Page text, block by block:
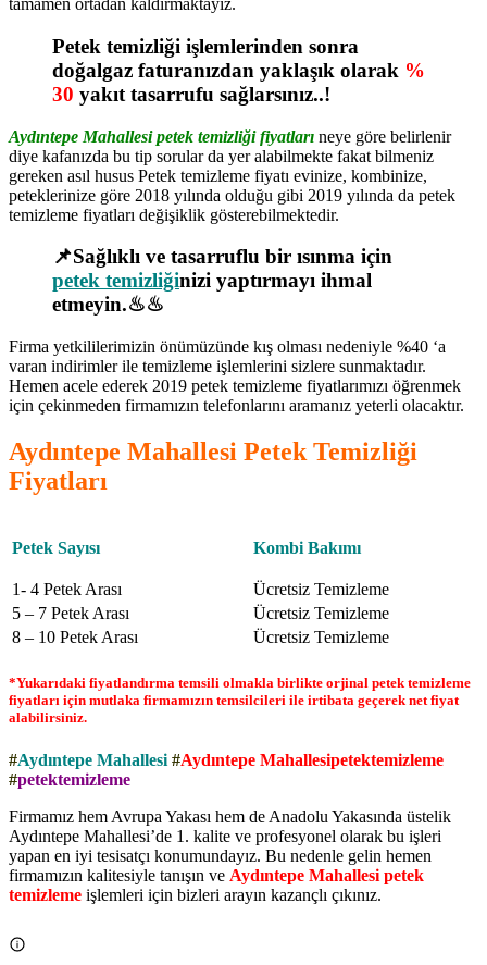
tamamen ortadan kaldırmaktayız.
Petek temizliği işlemlerinden sonra
doğalgaz faturanızdan yaklaşık olarak %
30 yakıt tasarrufu sağlarsınız..!
Aydıntepe Mahallesi petek temizliği fiyatları neye göre belirlenir
diye kafanızda bu tip sorular da yer alabilmekte fakat bilmeniz
gereken asıl husus Petek temizleme fiyatı evinize, kombinize,
peteklerinize göre 2018 yılında olduğu gibi 2019 yılında da petek
temizleme fiyatları değişiklik gösterebilmektedir.
📌Sağlıklı ve tasarruflu bir ısınma için
petek temizliğinizi yaptırmayı ihmal
etmeyin.♨♨
Firma yetkililerimizin önümüzünde kış olması nedeniyle %40 ‘a
varan indirimler ile temizleme işlemlerini sizlere sunmaktadır.
Hemen acele ederek 2019 petek temizleme fiyatlarımızı öğrenmek
için çekinmeden firmamızın telefonlarını aramanız yeterli olacaktır.
Aydıntepe Mahallesi Petek Temizliği
Fiyatları
Petek Sayısı Kombi Bakımı
1- 4 Petek Arası
Ücretsiz Temizleme
5 – 7 Petek Arası
Ücretsiz Temizleme
8 – 10 Petek Arası
Ücretsiz Temizleme
*Yukarıdaki fiyatlandırma temsili olmakla birlikte orjinal petek temizleme
fiyatları için mutlaka firmamızın temsilcileri ile irtibata geçerek net fiyat
alabilirsiniz.
#Aydıntepe Mahallesi #Aydıntepe Mahallesipetektemizleme
#petektemizleme
Firmamız hem Avrupa Yakası hem de Anadolu Yakasında üstelik
Aydıntepe Mahallesi’de 1. kalite ve profesyonel olarak bu işleri
yapan en iyi tesisatçı konumundayız. Bu nedenle gelin hemen
firmamızın kalitesiyle tanışın ve Aydıntepe Mahallesi petek
temizleme işlemleri için bizleri arayın kazançlı çıkınız.